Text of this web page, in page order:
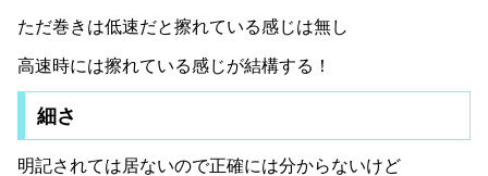
ただ巻きは低速だと擦れている感じは無し
高速時には擦れている感じが結構する！
細さ
明記されては居ないので正確には分からないけど